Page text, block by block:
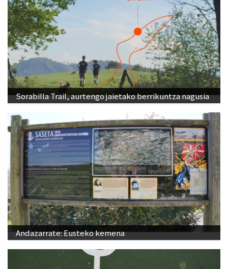
Sorabilla Trail, aurtengo jaietako berrikuntza nagusia
Andazarrate: Eusteko kemena